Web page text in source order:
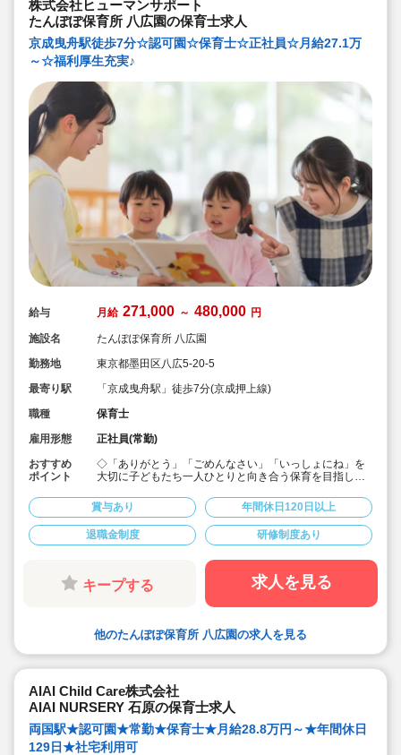
株式会社ヒューマンサポート
たんぽぽ保育所 八広園の保育士求人
京成曳舟駅徒歩7分☆認可園☆保育士☆正社員☆月給27.1万
～☆福利厚生充実♪
給与 月給 271,000 ～ 480,000 円
施設名
たんぽぽ保育所 八広園
勤務地
東京都墨田区八広5-20-5
最寄り駅
「京成曳舟駅」徒歩7分(京成押上線)
職種
保育士
雇用形態
正社員(常勤)
おすすめ
ポイント
◇「ありがとう」「ごめんなさい」「いっしょにね」を
大切に子どもたち一人ひとりと向き合う保育を目指して
◇リトミック、えいご、もじかずあそび、スイミング、
体育の5つのカリキュラムを保育に取り入れております。
◇休憩時間は、休憩室で過ごせるのはもちろんのこと、
外出OKです！
賞与あり 年間休日120日以上
退職金制度 研修制度あり
キープする 求人を見る
他のたんぽぽ保育所 八広園の求人を見る
AIAI Child Care株式会社
AIAI NURSERY 石原の保育士求人
両国駅★認可園★常勤★保育士★月給28.8万円～★年間休日
129日★社宅利用可